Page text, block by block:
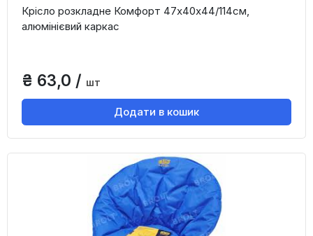
Крісло розкладне Комфорт 47х40х44/114см,
алюмінієвий каркас
₴ 63,0 / шт
Додати в кошик